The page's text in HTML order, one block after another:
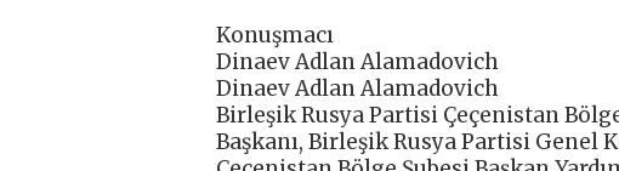
Konuşmacı
Dinaev Adlan Alamadovich
Dinaev Adlan Alamadovich
Birleşik Rusya Partisi Çeçenistan
Başkanı, Birleşik Rusya Partisi Genel